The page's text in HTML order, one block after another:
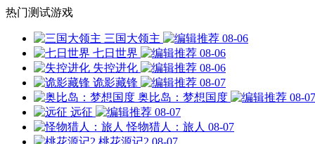
热门测试游戏
三国大领主
08-06
七日世界
08-06
失控进化
08-06
诡影藏锋
08-07
奥比岛：梦想国度
08-07
远征
08-07
怪物猎人：旅人 08-07
桃花源记2 08-07